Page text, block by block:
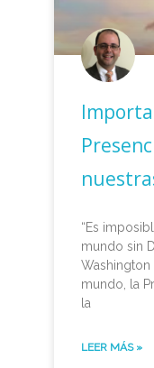
“Es
mundo sin
mundo, la
la
LEER MÁS »